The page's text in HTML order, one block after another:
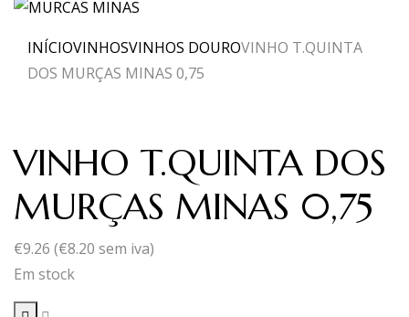
INÍCIOVINHOSVINHOS DOUROVINHO T.QUINTA
DOS MURÇAS MINAS 0,75
VINHO T.QUINTA DOS
MURÇAS MINAS 0,75
€9.26 (€8.20 sem iva)
Em stock